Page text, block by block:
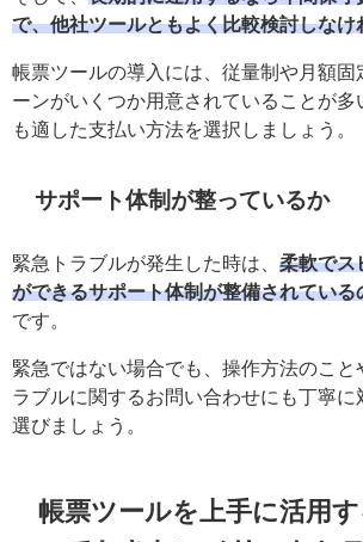
で、他社ツールともよく比較検討しなけ
帳票ツールの導入には、従量制や月額固
ーンがいくつか用意されていることが多
も適した支払い方法を選択しましょう。
サポート体制が整っているか
緊急トラブルが発生した時は、 柔軟でス
ができるサポート体制が整備されている
です。
緊急ではない場合でも、操作方法のこと
ラブルに関するお問い合わせにも丁寧に
選びましょう。
帳票ツールを上手に活用